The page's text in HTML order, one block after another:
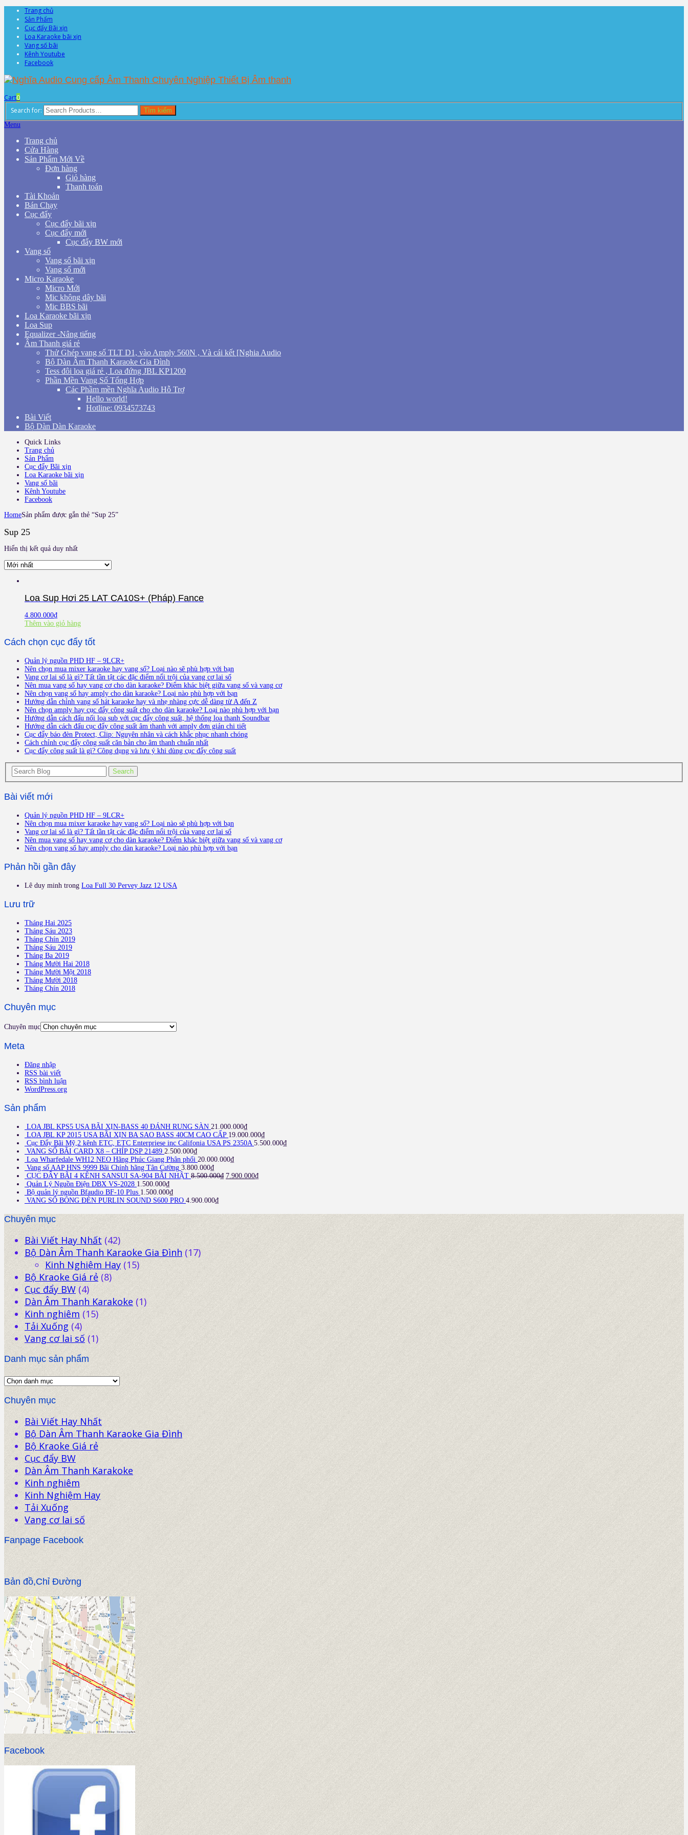
Trang chủ
Sản Phẩm
Cục đẩy Bãi xịn
Loa Karaoke bãi xịn
Vang số bãi
Kênh Youtube
Facebook
Cart0
Search for:
Tìm kiếm
Menu
Trang chủ
Cửa Hàng
Sản Phẩm Mới Về
Đơn hàng
Giỏ hàng
Thanh toán
Tài Khoản
Bán Chạy
Cục đẩy
Cục đẩy bãi xịn
Cục đẩy mới
Cục đẩy BW mới
Vang số
Vang số bãi xịn
Vang số mới
Micro Karaoke
Micro Mới
Mic không dây bãi
Mic BBS bãi
Loa Karaoke bãi xịn
Loa Sup
Equalizer -Nâng tiếng
Âm Thanh giá rẻ
Thử Ghép vang số TLT D1, vào Amply 560N , Và cái kết [Nghia Audio
Bộ Dàn Âm Thanh Karaoke Gia Đình
Tess đôi loa giá rẻ , Loa đứng JBL KP1200
Phần Mền Vang Số Tổng Hợp
Các Phầm mền Nghĩa Audio Hỗ Trợ
Hello world!
Hotline: 0934573743
Bài Viết
Bộ Dàn Dàn Karaoke
Quick Links
Trang chủ
Sản Phẩm
Cục đẩy Bãi xịn
Loa Karaoke bãi xịn
Vang số bãi
Kênh Youtube
Facebook
HomeSản phẩm được gắn thẻ “Sup 25”
Sup 25
Hiển thị kết quả duy nhất
Loa Sup Hơi 25 LAT CA10S+ (Pháp) Fance
4.800.000₫
Thêm vào giỏ hàng
Cách chọn cục đẩy tốt
Quản lý nguồn PHD HF – 9LCR+
Nên chọn mua mixer karaoke hay vang số? Loại nào sẽ phù hợp với bạn
Vang cơ lai số là gì? Tất tần tật các đặc điểm nổi trội của vang cơ lai số
Nên mua vang số hay vang cơ cho dàn karaoke? Điểm khác biệt giữa vang số và vang cơ
Nên chọn vang số hay amply cho dàn karaoke? Loại nào phù hợp với bạn
Hướng dẫn chỉnh vang số hát karaoke hay và nhẹ nhàng cực dễ dàng từ A đến Z
Nên chọn amply hay cục đẩy công suất cho cho dàn karaoke? Loại nào phù hợp với bạn
Hướng dẫn cách đấu nối loa sub với cục đẩy công suất, hệ thống loa thanh Soundbar
Hướng dẫn cách đấu cục đẩy công suất âm thanh với amply đơn giản chi tiết
Cục đẩy báo đèn Protect, Clip: Nguyên nhân và cách khắc phục nhanh chóng
Cách chỉnh cục đẩy công suất căn bản cho âm thanh chuẩn nhất
Cục đẩy công suất là gì? Công dụng và lưu ý khi dùng cục đẩy công suất
Bài viết mới
Quản lý nguồn PHD HF – 9LCR+
Nên chọn mua mixer karaoke hay vang số? Loại nào sẽ phù hợp với bạn
Vang cơ lai số là gì? Tất tần tật các đặc điểm nổi trội của vang cơ lai số
Nên mua vang số hay vang cơ cho dàn karaoke? Điểm khác biệt giữa vang số và vang cơ
Nên chọn vang số hay amply cho dàn karaoke? Loại nào phù hợp với bạn
Phản hồi gần đây
Lê duy minh trong Loa Full 30 Pervey Jazz 12 USA
Lưu trữ
Tháng Hai 2025
Tháng Sáu 2023
Tháng Chín 2019
Tháng Sáu 2019
Tháng Ba 2019
Tháng Mười Hai 2018
Tháng Mười Một 2018
Tháng Mười 2018
Tháng Chín 2018
Chuyên mục
Chuyên mục
Meta
Đăng nhập
RSS bài viết
RSS bình luận
WordPress.org
Sản phẩm
LOA JBL KPS5 USA BÃI XỊN-BASS 40 ĐÁNH RUNG SÀN 21.000.000₫
LOA JBL KP 2015 USA BÃI XỊN BA SAO BASS 40CM CAO CẤP 19.000.000₫
Cục Đẩy Bãi Mỹ,2 kênh ETC, ETC Enterpriese inc Califonia USA PS 2350A 5.500.000₫
VANG SỐ BÃI CARD X8 – CHÍP DSP 21489 2.500.000₫
Loa Wharfedale WH12 NEO Hãng Phúc Giang Phân phối 20.000.000₫
Vang số AAP HNS 9999 Bãi Chính hãng Tân Cường 3.800.000₫
CỤC ĐẨY BÃI 4 KÊNH SANSUI SA-904 BÃI NHẬT 8.500.000₫ 7.900.000₫
Quản Lý Nguồn Điện DBX VS-2028 1.500.000₫
Bộ quản lý nguồn Bfaudio BF-10 Plus 1.500.000₫
VANG SỐ BÓNG ĐÈN PURLIN SOUND S600 PRO 4.900.000₫
Chuyên mục
Bài Viết Hay Nhất (42)
Bộ Dàn Âm Thanh Karaoke Gia Đình (17)
Kinh Nghiệm Hay (15)
Bộ Kraoke Giá rẻ (8)
Cục đẩy BW (4)
Dàn Âm Thanh Karakoke (1)
Kinh nghiêm (15)
Tải Xuống (4)
Vang cơ lai số (1)
Danh mục sản phẩm
Chuyên mục
Bài Viết Hay Nhất
Bộ Dàn Âm Thanh Karaoke Gia Đình
Bộ Kraoke Giá rẻ
Cục đẩy BW
Dàn Âm Thanh Karakoke
Kinh nghiêm
Kinh Nghiệm Hay
Tải Xuống
Vang cơ lai số
Fanpage Facebook
Bản đồ,Chỉ Đường
Facebook